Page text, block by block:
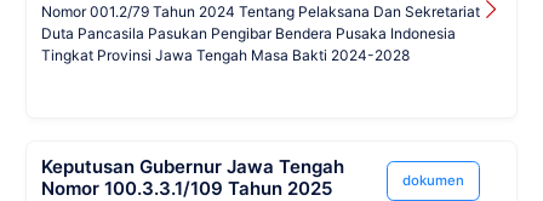
Nomor 001.2/79 Tahun 2024 Tentang Pelaksana Dan Sekretariat
Duta Pancasila Pasukan Pengibar Bendera Pusaka Indonesia
Tingkat Provinsi Jawa Tengah Masa Bakti 2024-2028
Keputusan Gubernur Jawa Tengah
Nomor 100.3.3.1/109 Tahun 2025
dokumen